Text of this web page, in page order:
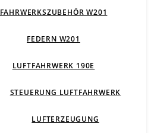
FAHRWERKSZUBEHÖR W201
FEDERN W201
LUFTFAHRWERK 190E
STEUERUNG LUFTFAHRWERK
LUFTERZEUGUNG